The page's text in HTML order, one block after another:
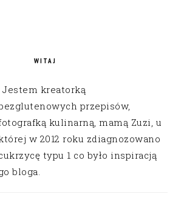
WITAJ
Jestem kreatorką
przepisów,
kulinarną, mamą Zuzi, u
w 2012 roku zdiagnozowano
typu 1 co było inspiracją
bloga.